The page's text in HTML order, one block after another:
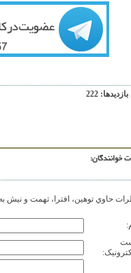
222
خوانندگان:
حاوي توهين، افترا، تهمت و نيش